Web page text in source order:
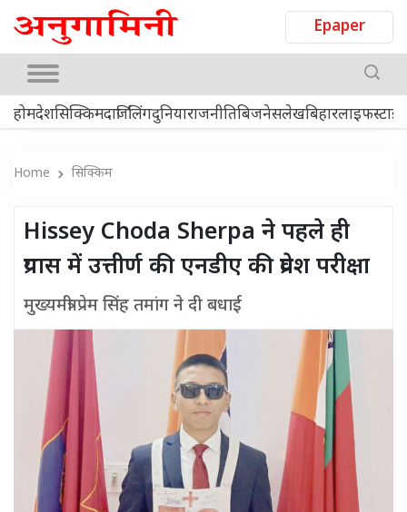
Epaper
होमदेशसिक्किमदार्जिलिंगदुनियाराजनीतिबिजनेसलेखबिहार
Home सिक्किम
Hissey Choda Sherpa ने पहले ही
प्रयास में उत्तीर्ण की एनडीए की प्रवेश परीक्षा
मुख्यमंत्री प्रेम सिंह तमांग ने दी बधाई